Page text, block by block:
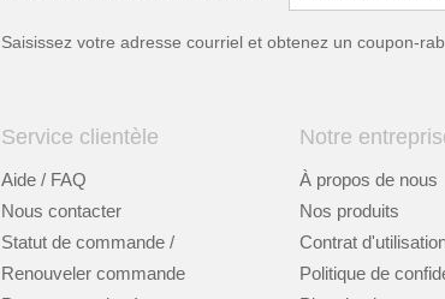
Saisissez votre adresse courriel et obtenez un coupon-
Service clientèle
Aide / FAQ
Nous contacter
Statut de commande /
Renouveler commande
Notre
À propos de nous
Nos produits
Contrat
Politique de